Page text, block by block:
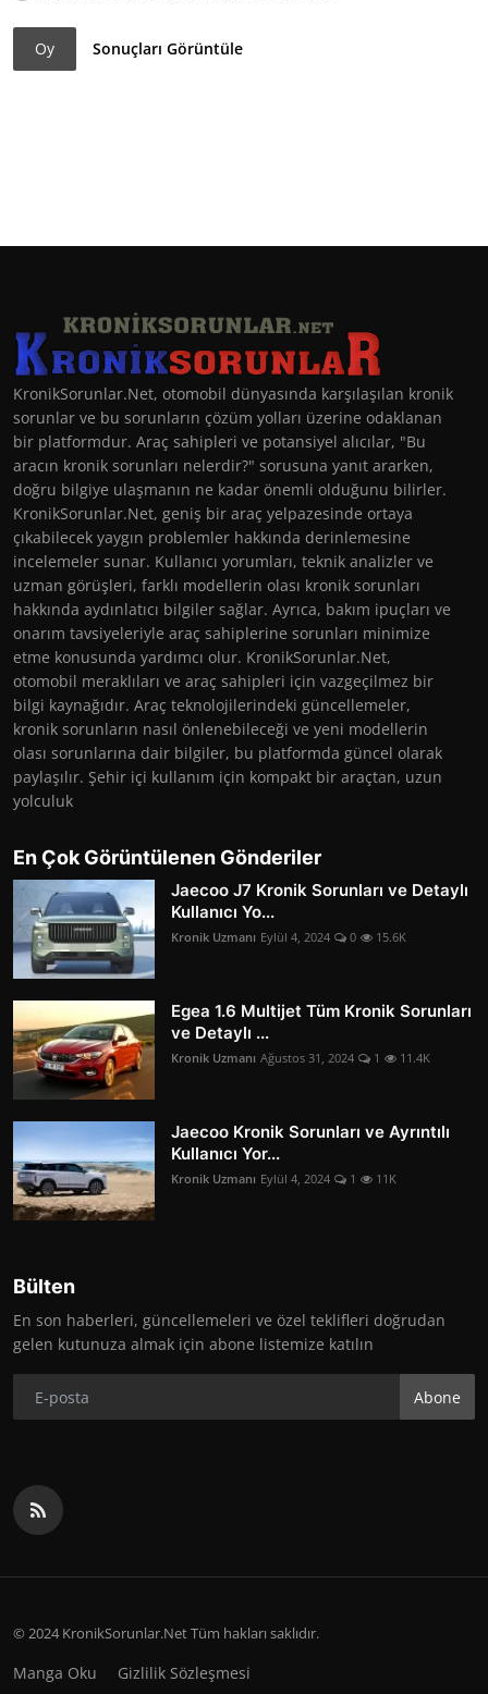
Oy Sonuçları Görüntüle
KronikSorunlar.Net, otomobil dünyasında karşılaşılan kronik
sorunlar ve bu sorunların çözüm yolları üzerine odaklanan
bir platformdur. Araç sahipleri ve potansiyel alıcılar, "Bu
aracın kronik sorunları nelerdir?" sorusuna yanıt ararken,
doğru bilgiye ulaşmanın ne kadar önemli olduğunu bilirler.
KronikSorunlar.Net, geniş bir araç yelpazesinde ortaya
çıkabilecek yaygın problemler hakkında derinlemesine
incelemeler sunar. Kullanıcı yorumları, teknik analizler ve
uzman görüşleri, farklı modellerin olası kronik sorunları
hakkında aydınlatıcı bilgiler sağlar. Ayrıca, bakım ipuçları ve
onarım tavsiyeleriyle araç sahiplerine sorunları minimize
etme konusunda yardımcı olur. KronikSorunlar.Net,
otomobil meraklıları ve araç sahipleri için vazgeçilmez bir
bilgi kaynağıdır. Araç teknolojilerindeki güncellemeler,
kronik sorunların nasıl önlenebileceği ve yeni modellerin
olası sorunlarına dair bilgiler, bu platformda güncel olarak
paylaşılır. Şehir içi kullanım için kompakt bir araçtan, uzun
yolculuk
En Çok Görüntülenen Gönderiler
Jaecoo J7 Kronik Sorunları ve Detaylı
Kullanıcı Yo...
Kronik Uzmanı Eylül 4, 2024 0 15.6K
Egea 1.6 Multijet Tüm Kronik Sorunları
ve Detaylı ...
Kronik Uzmanı Ağustos 31, 2024 1 11.4K
Jaecoo Kronik Sorunları ve Ayrıntılı
Kullanıcı Yor...
Kronik Uzmanı Eylül 4, 2024 1 11K
Bülten
En son haberleri, güncellemeleri ve özel teklifleri doğrudan
gelen kutunuza almak için abone listemize katılın
Abone
© 2024 KronikSorunlar.Net Tüm hakları saklıdır.
Manga Oku Gizlilik Sözleşmesi